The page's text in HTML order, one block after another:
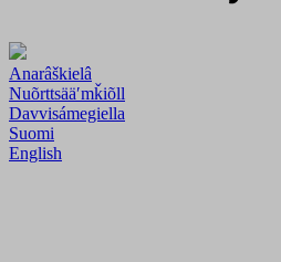
Anarâškielâ
Nuõrttsääʹmǩiõll
Davvisámegiella
Suomi
English